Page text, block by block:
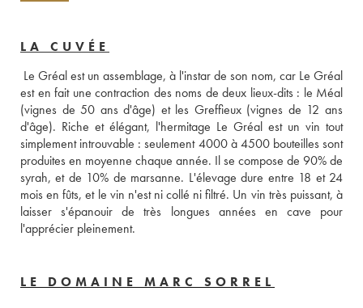
LA CUVÉE
Le Gréal est un assemblage, à l'instar de son nom, car Le Gréal
est en fait une contraction des noms de deux lieux-dits : le Méal
(vignes de 50 ans d'âge) et les Greffieux (vignes de 12 ans
d'âge). Riche et élégant, l'hermitage Le Gréal est un vin tout
simplement introuvable : seulement 4000 à 4500 bouteilles sont
produites en moyenne chaque année. Il se compose de 90% de
syrah, et de 10% de marsanne. L'élevage dure entre 18 et 24
mois en fûts, et le vin n'est ni collé ni filtré. Un vin très puissant, à
laisser s'épanouir de très longues années en cave pour
l'apprécier pleinement.
LE DOMAINE MARC SORREL